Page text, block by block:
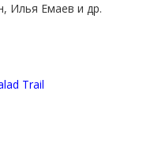
Илья Емаев и др.
Trail